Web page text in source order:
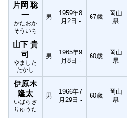
片岡 聡
一
かたおか
そういち
男
1959年8
月2日 -
67歳
岡山
県
山下 貴
司
やました
たかし
男
1965年9
月8日 -
60歳
岡山
県
伊原木
隆太
いばらぎ
りゅうた
男
1966年7
月29日 -
60歳
岡山
県